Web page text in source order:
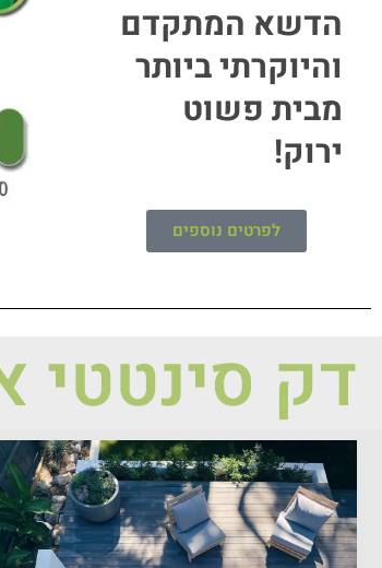
הדשא המתקדם
והיוקרתי ביותר
מבית פשוט
ירוק!
לפרטים נוספים
דק סינטטי